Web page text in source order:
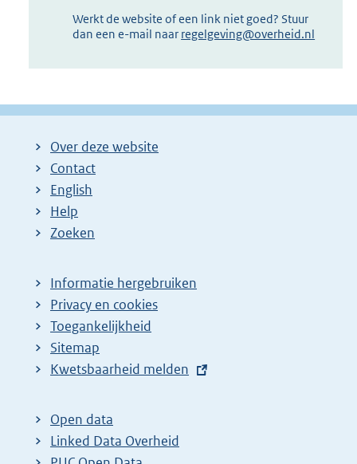
Werkt de website of een link niet goed? Stuur
dan een e-mail naar regelgeving@overheid.nl
Over deze website
Contact
English
Help
Zoeken
Informatie hergebruiken
Privacy en cookies
Toegankelijkheid
Sitemap
E
t
e
r
Kwetsbaarheid melden
Open data
Linked Data Overheid